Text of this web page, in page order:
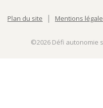
Plan du site | Mentions
©2026 Défi autonomie